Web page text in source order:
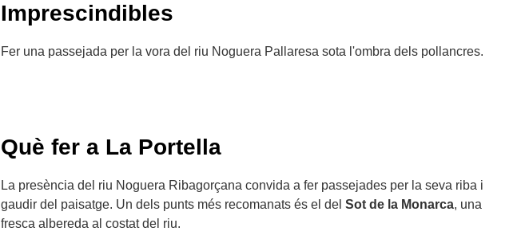
Imprescindibles
Fer una passejada per la vora del riu Noguera Pallaresa sota l'ombra dels pollancres.
Què fer a La Portella
La presència del riu Noguera Ribagorçana convida a fer passejades per la seva riba i
gaudir del paisatge. Un dels punts més recomanats és el del Sot de la Monarca, una
fresca albereda al costat del riu.